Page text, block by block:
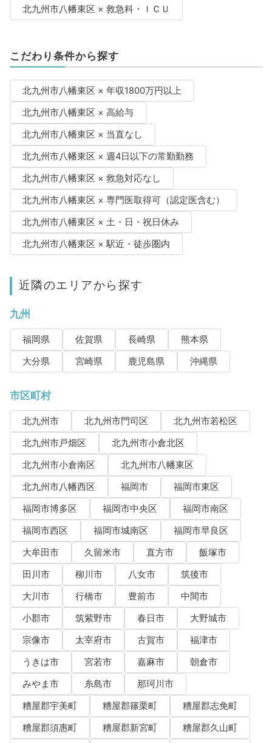
北九州市八幡東区 × 救急科・ＩＣＵ
こだわり条件から探す
北九州市八幡東区 × 年収1800万円以上
北九州市八幡東区 × 高給与
北九州市八幡東区 × 当直なし
北九州市八幡東区 × 週4日以下の常勤勤務
北九州市八幡東区 × 救急対応なし
北九州市八幡東区 × 専門医取得可（認定医含む）
北九州市八幡東区 × 土・日・祝日休み
北九州市八幡東区 × 駅近・徒歩圏内
近隣のエリアから探す
九州
福岡県 佐賀県 長崎県
熊本県
大分県
宮崎県 鹿児島県 沖縄県
市区町村
北九州市 北九州市門司区
北九州市若松区
北九州市戸畑区
北九州市小倉北区
北九州市小倉南区
北九州市八幡東区
北九州市八幡西区
福岡市
福岡市東区
福岡市博多区
福岡市中央区
福岡市南区
福岡市西区
福岡市城南区
福岡市早良区
大牟田市
久留米市 直方市
飯塚市
田川市
柳川市 八女市
筑後市
大川市
行橋市 豊前市
中間市
小郡市
筑紫野市 春日市
大野城市
宗像市
太宰府市 古賀市
福津市
うきは市
宮若市 嘉麻市
朝倉市
みやま市
糸島市
那珂川市
糟屋郡宇美町
糟屋郡篠栗町
糟屋郡志免町
糟屋郡須惠町
糟屋郡新宮町
糟屋郡久山町